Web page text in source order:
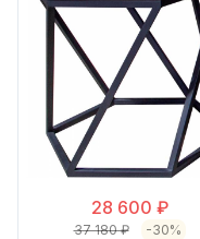
28 600 ₽
37 180 ₽ -30%